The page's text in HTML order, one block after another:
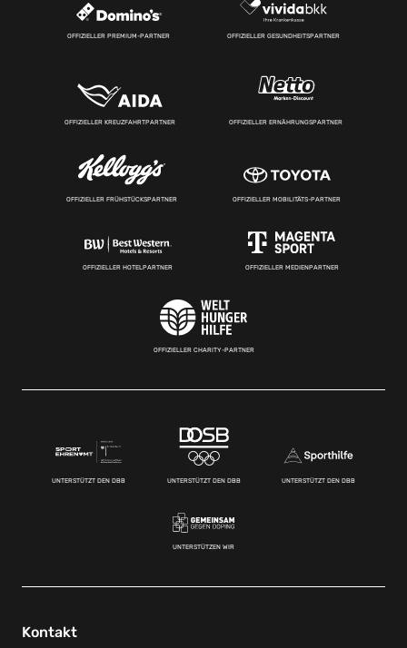
OFFIZIELLER PREMIUM-PARTNER OFFIZIELLER GESUNDHEITSPARTNER
OFFIZIELLER KREUZFAHRTPARTNER OFFIZIELLER ERNÄHRUNGSPARTNER
OFFIZIELLER FRÜHSTÜCKSPARTNER OFFIZIELLER MOBILITÄTS-PARTNER
OFFIZIELLER HOTELPARTNER OFFIZIELLER MEDIENPARTNER
OFFIZIELLER CHARITY-PARTNER
UNTERSTÜTZT DEN DBB UNTERSTÜTZT DEN DBB UNTERSTÜTZT DEN DBB
UNTERSTÜTZEN WIR
Kontakt